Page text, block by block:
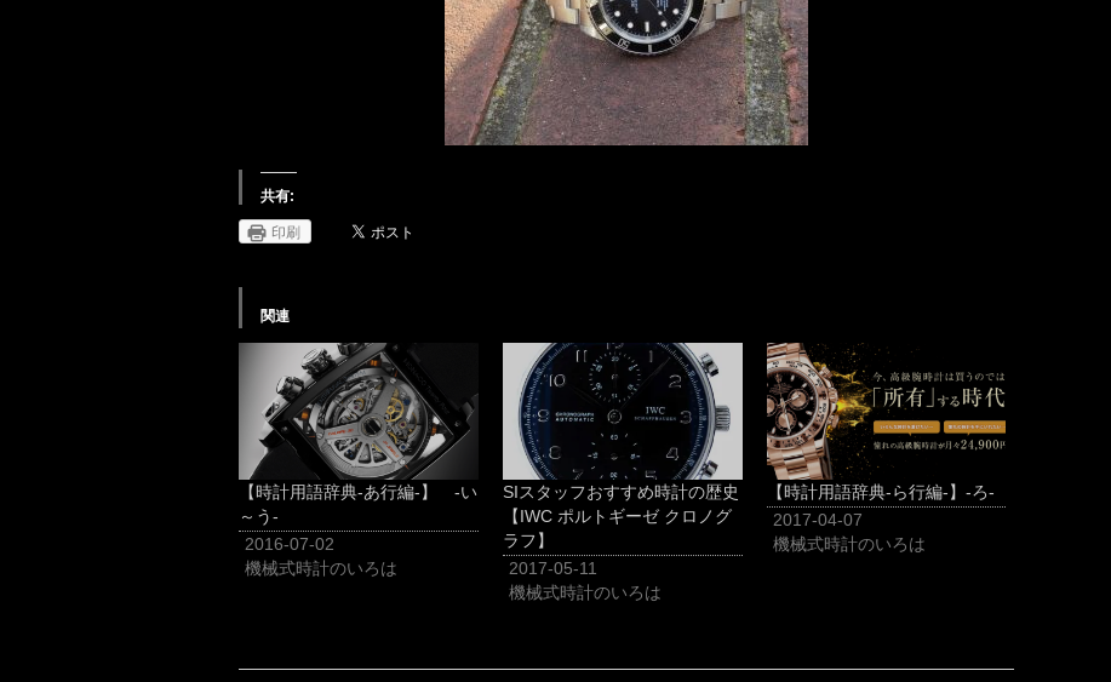
共有:
印刷
関連
【時計用語辞典-あ行編-】 -い
～う-
2016-07-02
機械式時計のいろは
SIスタッフおすすめ時計の歴史
【IWC ポルトギーゼ クロノグ
ラフ】
2017-05-11
機械式時計のいろは
【時計用語辞典-ら行編-】-ろ-
2017-04-07
機械式時計のいろは